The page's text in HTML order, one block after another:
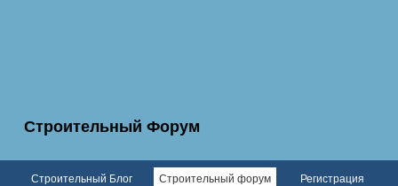
Строительный Форум
Строительный Блог Строительный форум Регистрация